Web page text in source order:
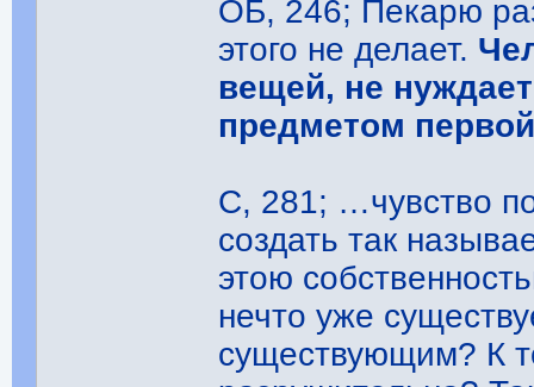
ОБ, 246; Пекарю
этого не делает.
вещей, не
предметом
С, 281; …чувство
создать так
этою
нечто уже
существующим? К